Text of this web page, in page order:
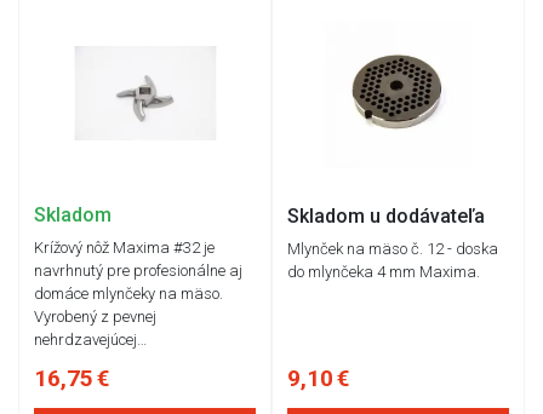
Skladom
Krížový nôž Maxima #32 je
navrhnutý pre profesionálne aj
domáce mlynčeky na mäso.
Vyrobený z pevnej
nehrdzavejúcej…
16,75 €
Skladom u dodávateľa
Mlynček na mäso č. 12 - doska
do mlynčeka 4 mm Maxima.
9,10 €